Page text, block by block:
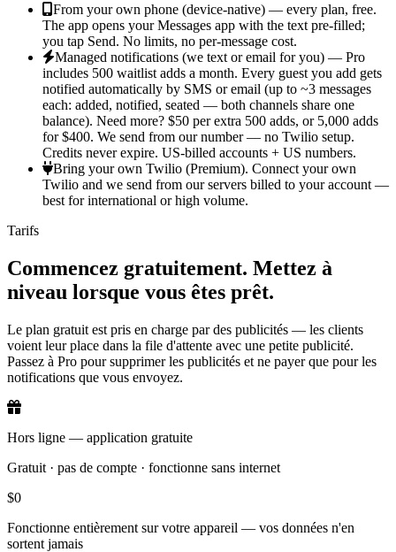
From your own phone (device-native) — every plan, free.
The app opens your Messages app with the text pre-filled;
you tap Send. No limits, no per-message cost.
Managed notifications (we text or email for you) — Pro
includes 500 waitlist adds a month. Every guest you add gets
notified automatically by SMS or email (up to ~3 messages
each: added, notified, seated — both channels share one
balance). Need more? $50 per extra 500 adds, or 5,000 adds
for $400. We send from our number — no Twilio setup.
Credits never expire. US-billed accounts + US numbers.
Bring your own Twilio (Premium). Connect your own
Twilio and we send from our servers billed to your account —
best for international or high volume.
Tarifs
Commencez gratuitement. Mettez à
niveau lorsque vous êtes prêt.
Le plan gratuit est pris en charge par des publicités — les clients
voient leur place dans la file d'attente avec une petite publicité.
Passez à Pro pour supprimer les publicités et ne payer que pour les
notifications que vous envoyez.
Hors ligne — application gratuite
Gratuit · pas de compte · fonctionne sans internet
$0
Fonctionne entièrement sur votre appareil — vos données n'en
sortent jamais